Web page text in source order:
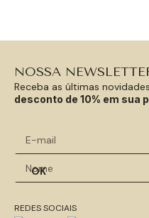
NOSSA
Receba as últimas
desconto de 10% em sua
OK
REDES SOCIAIS